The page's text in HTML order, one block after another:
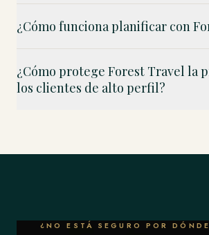
¿Cómo funciona planificar con
¿Cómo protege Forest Travel la
los clientes de alto perfil?
¿NO ESTÁ SEGURO POR